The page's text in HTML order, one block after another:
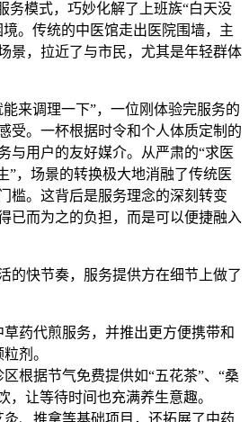
务模式，巧妙化解了上班族“白天没
。传统的中医馆走出医院围墙，主
景，拉近了与市民，尤其是年轻群体
来调理一下”，一位刚体验完服务的
受。一杯根据时令和个人体质定制的
与用户的友好媒介。从严肃的“求医
”，场景的转换极大地消融了传统医
槛。这背后是服务理念的深刻转变
而为之的负担，而是可以便捷融入
的快节奏，服务提供方在细节上做了
药代煎服务，并推出更方便携带和
剂。
根据节气免费提供如“五花茶”、“桑
，让等待时间也充满养生意趣。